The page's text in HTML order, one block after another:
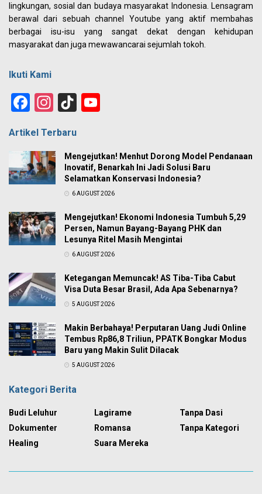
lingkungan, sosial dan budaya masyarakat Indonesia. Lensagram
berawal dari sebuah channel Youtube yang aktif membahas
berbagai isu-isu yang sangat dekat dengan kehidupan
masyarakat dan juga mewawancarai sejumlah tokoh.
Ikuti Kami
Facebook
Instagram
TikTok
Artikel Terbaru
Mengejutkan! Menhut Dorong Model Pendanaan
Inovatif, Benarkah Ini Jadi Solusi Baru
Selamatkan Konservasi Indonesia?
6 AUGUST 2026
Mengejutkan! Ekonomi Indonesia Tumbuh 5,29
Persen, Namun Bayang-Bayang PHK dan
Lesunya Ritel Masih Mengintai
6 AUGUST 2026
Ketegangan Memuncak! AS Tiba-Tiba Cabut
Visa Duta Besar Brasil, Ada Apa Sebenarnya?
5 AUGUST 2026
Makin Berbahaya! Perputaran Uang Judi Online
Tembus Rp86,8 Triliun, PPATK Bongkar Modus
Baru yang Makin Sulit Dilacak
5 AUGUST 2026
Kategori Berita
Budi Leluhur
Dokumenter
Healing
Lagirame
Romansa
Suara Mereka
Tanpa Dasi
Tanpa Kategori